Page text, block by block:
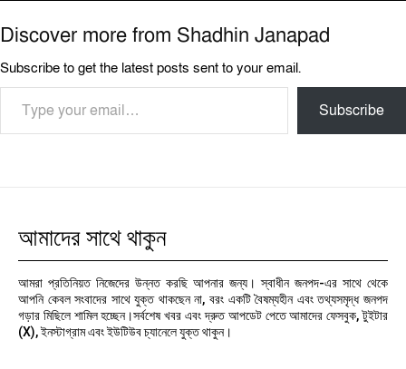
Discover more from Shadhin Janapad
Subscribe to get the latest posts sent to your email.
Type your email…
Subscribe
আমাদের সাথে থাকুন
আমরা প্রতিনিয়ত নিজেদের উন্নত করছি আপনার জন্য। স্বাধীন জনপদ-এর সাথে থেকে
আপনি কেবল সংবাদের সাথে যুক্ত থাকছেন না, বরং একটি বৈষম্যহীন এবং তথ্যসমৃদ্ধ জনপদ
গড়ার মিছিলে শামিল হচ্ছেন।সর্বশেষ খবর এবং দ্রুত আপডেট পেতে আমাদের ফেসবুক, টুইটার
(X), ইনস্টাগ্রাম এবং ইউটিউব চ্যানেলে যুক্ত থাকুন।